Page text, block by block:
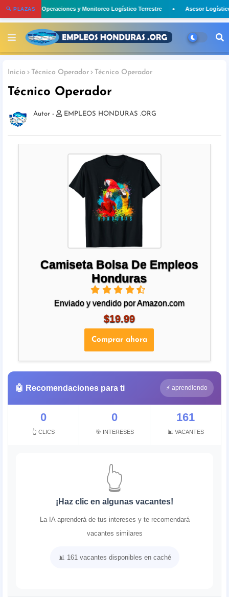
Inicio Técnico Operador Técnico Operador
Técnico Operador
EMPLEOS HONDURAS .ORG
Camiseta Bolsa De Empleos
Honduras
Enviado y vendido por Amazon.com
$19.99
Comprar ahora
🤖 Recomendaciones para ti ⚡ aprendiendo
0
👆 CLICS
0
🎯 INTERESES
161
📊 VACANTES
👆
¡Haz clic en algunas vacantes!
La IA aprenderá de tus intereses y te recomendará
vacantes similares
📊 161 vacantes disponibles en caché
🔍 PLAZAS
Asistente de Operaciones y Monitoreo Logístico Terrestre Asesor Logístico